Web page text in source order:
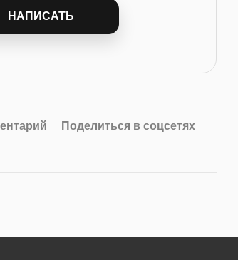
НАПИСАТЬ
Поделиться в соцсетях